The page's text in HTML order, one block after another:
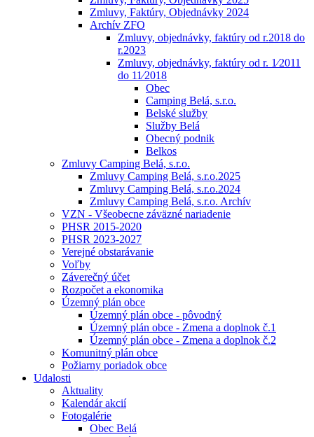
Zmluvy, Faktúry, Objednávky 2024
Archív ZFO
Zmluvy, objednávky, faktúry od r.2018 do
r.2023
Zmluvy, objednávky, faktúry od r. 1⁄2011
do 11⁄2018
Obec
Camping Belá, s.r.o.
Belské služby
Služby Belá
Obecný podnik
Belkos
Zmluvy Camping Belá, s.r.o.
Zmluvy Camping Belá, s.r.o.2025
Zmluvy Camping Belá, s.r.o.2024
Zmluvy Camping Belá, s.r.o. Archív
VZN - Všeobecne záväzné nariadenie
PHSR 2015-2020
PHSR 2023-2027
Verejné obstarávanie
Voľby
Záverečný účet
Rozpočet a ekonomika
Územný plán obce
Územný plán obce - pôvodný
Územný plán obce - Zmena a doplnok č.1
Územný plán obce - Zmena a doplnok č.2
Komunitný plán obce
Požiarny poriadok obce
Udalosti
Aktuality
Kalendár akcií
Fotogalérie
Obec Belá